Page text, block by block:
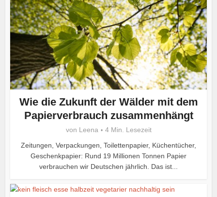
Wie die Zukunft der Wälder mit dem
Papierverbrauch zusammenhängt
von Leena
4 Min. Lesezeit
Zeitungen, Verpackungen, Toilettenpapier, Küchentücher,
Geschenkpapier: Rund 19 Millionen Tonnen Papier
verbrauchen wir Deutschen jährlich. Das ist...